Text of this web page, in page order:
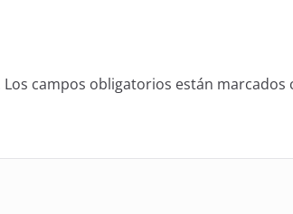
Los campos obligatorios están marcados